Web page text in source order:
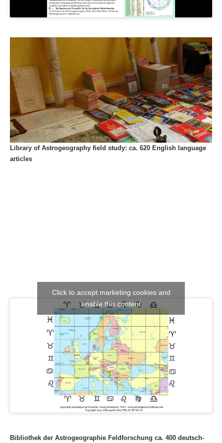
Library of Astrogeography field study: ca. 620 English language
articles
Click to accept marketing cookies and
enable this content
Bibliothek der Astrogeographie Feldforschung ca. 400 deutsch-